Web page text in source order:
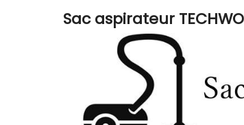
Sac aspirateur